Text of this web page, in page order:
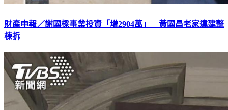
財產申報／謝國樑事業投資「增2904萬」 黃國昌老家違建整
棟拆